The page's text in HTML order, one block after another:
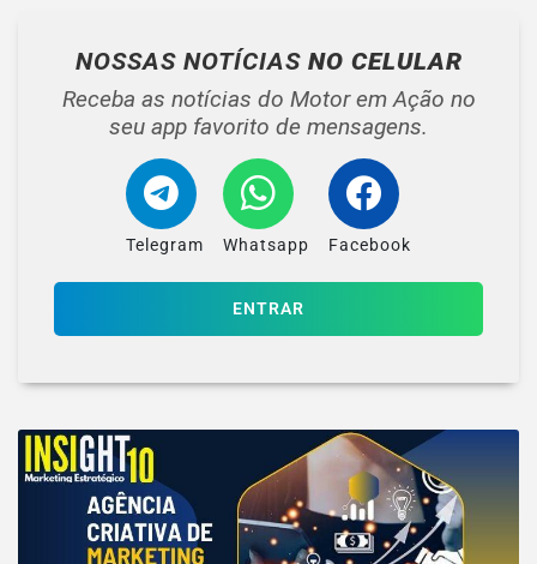
NOSSAS NOTÍCIAS NO CELULAR
Receba as notícias do Motor em Ação no
seu app favorito de mensagens.
Telegram Whatsapp Facebook
ENTRAR